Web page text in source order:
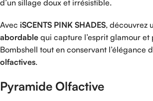
d’un sillage doux et irrésistible.
Avec iSCENTS PINK SHADES, découvrez
abordable qui capture l’esprit glamour et
Bombshell tout en conservant l’élégance
olfactives.
Pyramide Olfactive